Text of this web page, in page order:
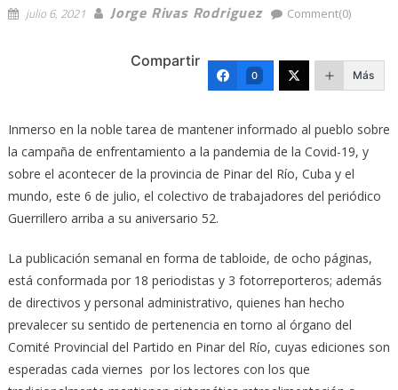
julio 6, 2021 Jorge Rivas Rodriguez Comment(0)
Compartir
0 Más
Inmerso en la noble tarea de mantener informado al pueblo sobre
la campaña de enfrentamiento a la pandemia de la Covid-19, y
sobre el acontecer de la provincia de Pinar del Río, Cuba y el
mundo, este 6 de julio, el colectivo de trabajadores del periódico
Guerrillero arriba a su aniversario 52.
La publicación semanal en forma de tabloide, de ocho páginas,
está conformada por 18 periodistas y 3 fotorreporteros; además
de directivos y personal administrativo, quienes han hecho
prevalecer su sentido de pertenencia en torno al órgano del
Comité Provincial del Partido en Pinar del Río, cuyas ediciones son
esperadas cada viernes por los lectores con los que